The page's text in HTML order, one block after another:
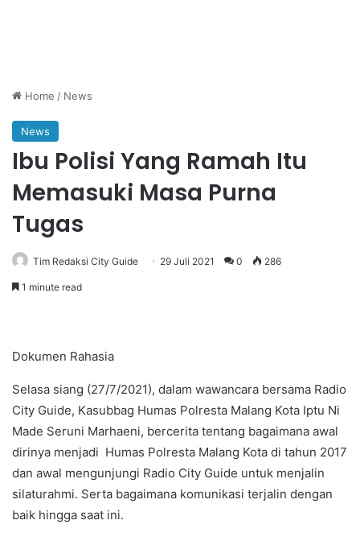
Home / News
News
Ibu Polisi Yang Ramah Itu
Memasuki Masa Purna
Tugas
Tim Redaksi City Guide 29 Juli 2021 0 286
1 minute read
Dokumen Rahasia
Selasa siang (27/7/2021), dalam wawancara bersama Radio
City Guide, Kasubbag Humas Polresta Malang Kota Iptu Ni
Made Seruni Marhaeni, bercerita tentang bagaimana awal
dirinya menjadi Humas Polresta Malang Kota di tahun 2017
dan awal mengunjungi Radio City Guide untuk menjalin
silaturahmi. Serta bagaimana komunikasi terjalin dengan
baik hingga saat ini.